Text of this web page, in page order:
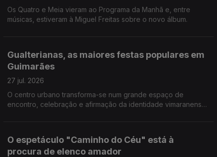
Os Quatro e Meia vieram ao Programa da Manhã e, entre
músicas, estiveram à Miguel Freitas sobre o novo álbum.
Gualterianas, as maiores festas populares em
Guimarães
27 jul. 2026
O centro urbano transforma-se num grande espaço de
encontro, celebração e afirmação da identidade vimaranense.
O espetáculo "Caminho do Céu" está à
procura de elenco amador